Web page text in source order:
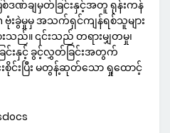
ြစ်ဒဏ်ချမှတ်ခြင်းနှင့်အတူ ရုန်းကန်
ဗုံးခွဲမှုမှ အသက်ရှင်ကျန်ရစ်သူများ
ည်။ ၎င်းသည် တရားမျှတမှု၊
ြင်းနှင့် ခွင့်လွှတ်ခြင်းအတွက်
းပြီး မတွန့်ဆုတ်သော ရှုထောင့်